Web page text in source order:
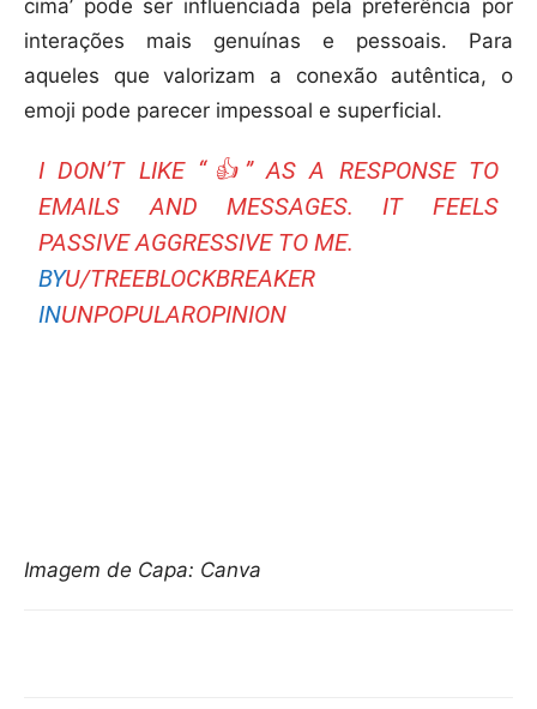
cima’ pode ser influenciada pela preferência por
interações mais genuínas e pessoais. Para
aqueles que valorizam a conexão autêntica, o
emoji pode parecer impessoal e superficial.
I DON’T LIKE “👍” AS A RESPONSE TO
EMAILS AND MESSAGES. IT FEELS
PASSIVE AGGRESSIVE TO ME.
BYU/TREEBLOCKBREAKER
INUNPOPULAROPINION
Imagem de Capa: Canva